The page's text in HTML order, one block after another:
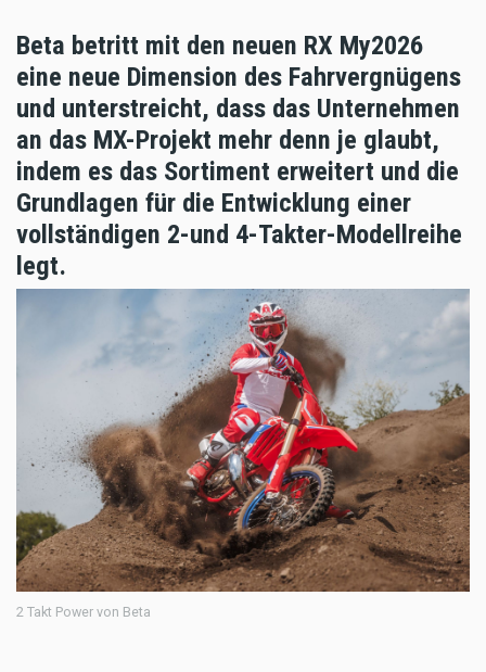
Beta betritt mit den neuen RX My2026
eine neue Dimension des Fahrvergnügens
und unterstreicht, dass das Unternehmen
an das MX-Projekt mehr denn je glaubt,
indem es das Sortiment erweitert und die
Grundlagen für die Entwicklung einer
vollständigen 2-und 4-Takter-Modellreihe
legt.
2 Takt Power von Beta